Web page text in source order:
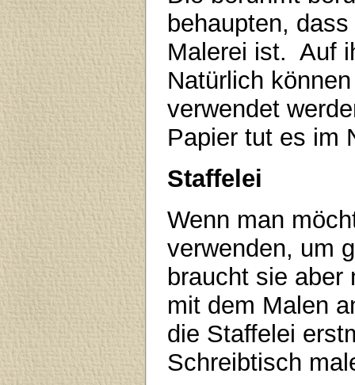
behaupten,
Malerei ist. Auf
Natürlich
verwendet
Papier tut es im
Staffelei
Wenn man
verwenden, um
braucht sie aber
mit dem Malen
die Staffelei
Schreibtisch